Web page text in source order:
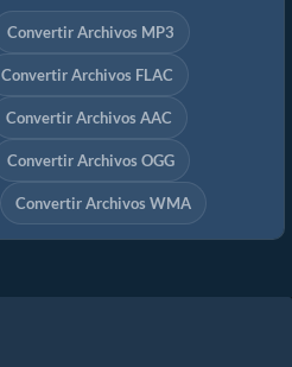
Convertir Archivos MP3
Convertir Archivos FLAC
Convertir Archivos AAC
Convertir Archivos OGG
Convertir Archivos WMA